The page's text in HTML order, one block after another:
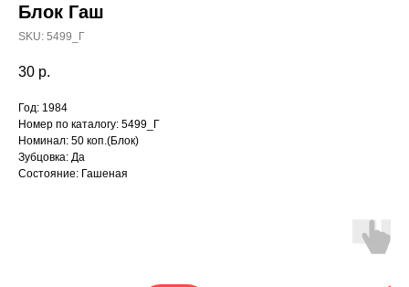
Блок Гаш
SKU: 5499_Г
30 р.
Год: 1984
Номер по каталогу: 5499_Г
Номинал: 50 коп.(Блок)
Зубцовка: Да
Состояние: Гашеная